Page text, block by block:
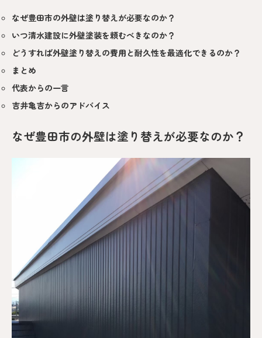
なぜ豊田市の外壁は塗り替えが必要なのか？
いつ清水建設に外壁塗装を頼むべきなのか？
どうすれば外壁塗り替えの費用と耐久性を最適化できるのか？
まとめ
代表からの一言
吉井亀吉からのアドバイス
なぜ豊田市の外壁は塗り替えが必要なのか？